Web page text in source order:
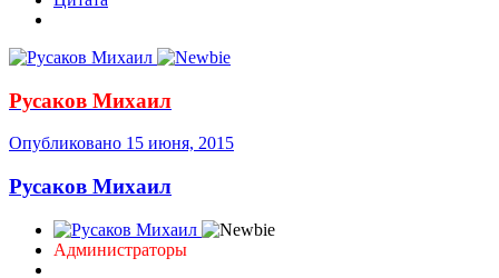
Русаков Михаил
Опубликовано 15 июня, 2015
Русаков Михаил
Администраторы